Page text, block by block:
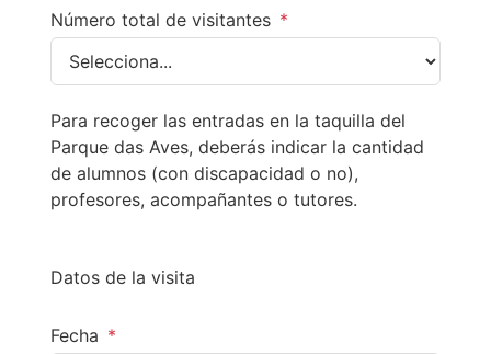
Número total de visitantes *
Para recoger las entradas en la taquilla del
Parque das Aves, deberás indicar la cantidad
de alumnos (con discapacidad o no),
profesores, acompañantes o tutores.
Datos de la visita
Fecha *